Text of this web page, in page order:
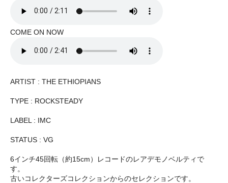
COME ON NOW
ARTIST : THE ETHIOPIANS
TYPE : ROCKSTEADY
LABEL : IMC
STATUS : VG
6インチ45回転（約15cm）レコードのレアデモノベルティで
す。
古いコレクターズコレクションからのセレクションです。